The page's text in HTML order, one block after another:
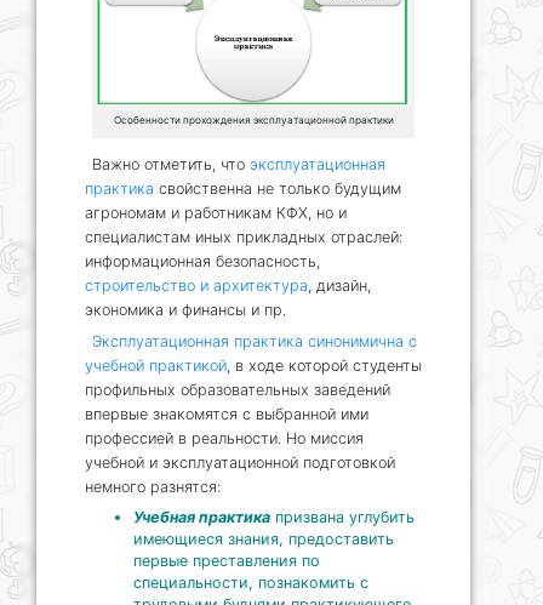
Особенности прохождения эксплуатационной практики
Важно отметить, что эксплуатационная
практика свойственна не только будущим
агрономам и работникам КФХ, но и
специалистам иных прикладных отраслей:
информационная безопасность,
строительство и архитектура, дизайн,
экономика и финансы и пр.
Эксплуатационная практика синонимична с
учебной практикой, в ходе которой студенты
профильных образовательных заведений
впервые знакомятся с выбранной ими
профессией в реальности. Но миссия
учебной и эксплуатационной подготовкой
немного разнятся:
Учебная практика призвана углубить
имеющиеся знания, предоставить
первые преставления по
специальности, познакомить с